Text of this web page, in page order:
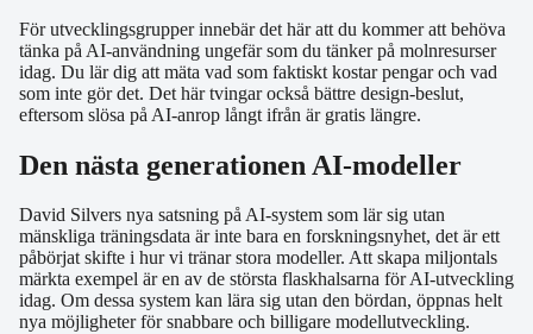
För utvecklingsgrupper innebär det här att du kommer att behöva
tänka på AI-användning ungefär som du tänker på molnresurser
idag. Du lär dig att mäta vad som faktiskt kostar pengar och vad
som inte gör det. Det här tvingar också bättre design-beslut,
eftersom slösa på AI-anrop långt ifrån är gratis längre.
Den nästa generationen AI-modeller
David Silvers nya satsning på AI-system som lär sig utan
mänskliga träningsdata är inte bara en forskningsnyhet, det är ett
påbörjat skifte i hur vi tränar stora modeller. Att skapa miljontals
märkta exempel är en av de största flaskhalsarna för AI-utveckling
idag. Om dessa system kan lära sig utan den bördan, öppnas helt
nya möjligheter för snabbare och billigare modellutveckling.